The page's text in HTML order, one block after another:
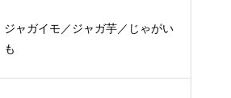
ジャガイモ／ジャガ芋／じゃがい
も